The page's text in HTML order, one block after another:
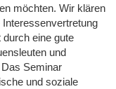
möchten. Wir klären
eine gute
und
Seminar
und soziale